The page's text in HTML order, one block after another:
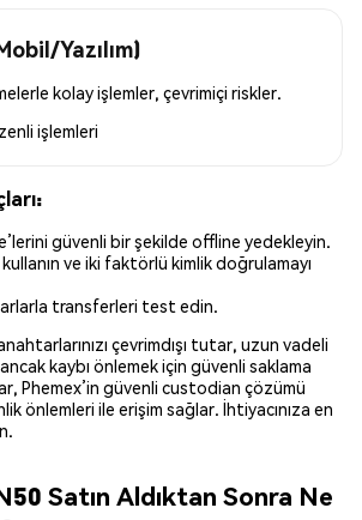
Yazılım)
kolay işlemler, çevrimiçi riskler.
işlemleri
güvenli bir şekilde offline yedekleyin.
ve iki faktörlü kimlik doğrulamayı
transferleri test edin.
çevrimdışı tutar, uzun vadeli
kaybı önlemek için güvenli saklama
Phemex’in güvenli custodian çözümü
önlemleri ile erişim sağlar. İhtiyacınıza en
Satın Aldıktan Sonra Ne